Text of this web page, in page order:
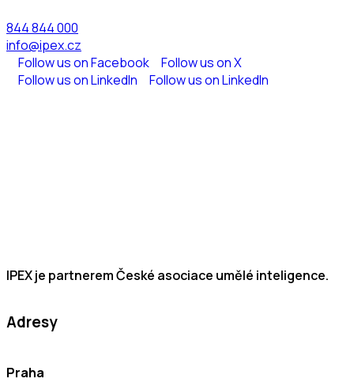
844 844 000
info@ipex.cz
Follow us on Facebook
Follow us on X
Follow us on LinkedIn
Follow us on LinkedIn
IPEX je partnerem České asociace umělé inteligence.
Adresy
Praha